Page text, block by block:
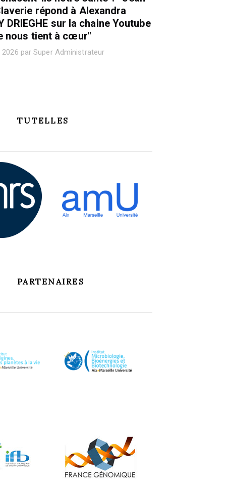
répond à Alexandra
DRIEGHE sur la chaine Youtube
nous tient à cœur"
2026 par Super Administrateur
TUTELLES
PARTENAIRES